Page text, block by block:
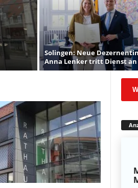
Solingen: Neue
Anna Lenker tritt Dienst an